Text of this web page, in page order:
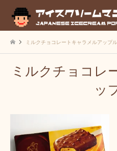
ミルクチョコレートキャラメルアップル
ミルクチョコレ
ッ